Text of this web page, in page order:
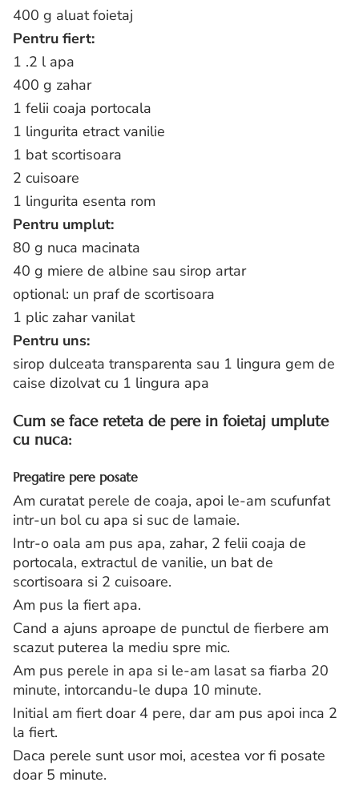
400 g aluat foietaj
Pentru fiert:
1 .2 l apa
400 g zahar
1 felii coaja portocala
1 lingurita etract vanilie
1 bat scortisoara
2 cuisoare
1 lingurita esenta rom
Pentru umplut:
80 g nuca macinata
40 g miere de albine sau sirop artar
optional: un praf de scortisoara
1 plic zahar vanilat
Pentru uns:
sirop dulceata transparenta sau 1 lingura gem de
caise dizolvat cu 1 lingura apa
Cum se face reteta de pere in foietaj umplute
cu nuca:
Pregatire pere posate
Am curatat perele de coaja, apoi le-am scufunfat
intr-un bol cu apa si suc de lamaie.
Intr-o oala am pus apa, zahar, 2 felii coaja de
portocala, extractul de vanilie, un bat de
scortisoara si 2 cuisoare.
Am pus la fiert apa.
Cand a ajuns aproape de punctul de fierbere am
scazut puterea la mediu spre mic.
Am pus perele in apa si le-am lasat sa fiarba 20
minute, intorcandu-le dupa 10 minute.
Initial am fiert doar 4 pere, dar am pus apoi inca 2
la fiert.
Daca perele sunt usor moi, acestea vor fi posate
doar 5 minute.